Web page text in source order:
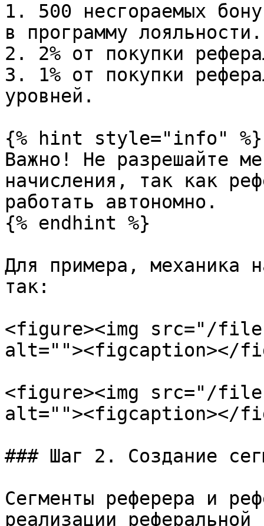
1. 500 несгораемых
в программу лояльности.
2. 2% от покупки
3. 1% от покупки
уровней.
{% hint style="info" %}
Важно! Не разрешайте
начисления, так как
работать автономно.
{% endhint %}
Для примера, механика
так:
<figure><img src="/files/
alt=""><figcaption></
<figure><img src="/files/
alt=""><figcaption></
### Шаг 2. Создание
Сегменты реферера и
реализации